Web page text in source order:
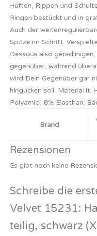
Hüften, Rippen und
Ringen bestückt und in
Auch der
Spitze im Schritt.
Dessous also
gegenüber, während
wird Dein Gegenüber gar
hingucken soll. Material lt.
Polyamid, 8% Elasthan;
Brand
Rezensionen
Es gibt noch keine
Schreibe die
Velvet 15231:
teilig, schwarz